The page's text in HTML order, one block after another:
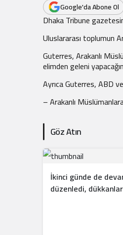
Google'da Abone Ol
Dhaka Tribune
Uluslararası toplumun
Guterres, Arakanlı
elimden geleni
Ayrıca Guterres, ABD
– Arakanlı
Göz Atın
İkinci günde de
düzenledi,